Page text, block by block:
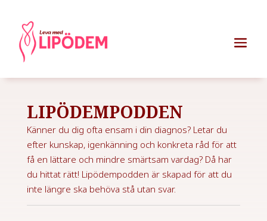
LIPÖDEMPODDEN
Känner du dig ofta ensam i din diagnos? Letar du
efter kunskap, igenkänning och konkreta råd för att
få en lättare och mindre smärtsam vardag? Då har
du hittat rätt! Lipödempodden är skapad för att du
inte längre ska behöva stå utan svar.